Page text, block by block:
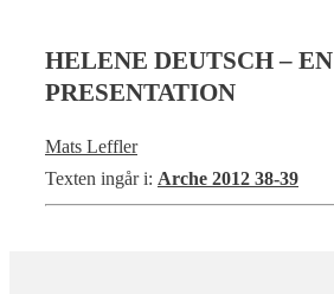
HELENE DEUTSCH – EN
PRESENTATION
Mats Leffler
Texten ingår i: Arche 2012 38-39